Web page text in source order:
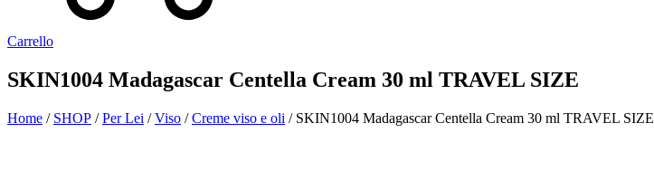
Carrello
SKIN1004 Madagascar Centella Cream 30 ml TRAVEL SIZE
Home / SHOP /Per Lei /Viso /Creme viso e oli / SKIN1004 Madagascar Centella Cream 30 ml TRAVEL SIZE